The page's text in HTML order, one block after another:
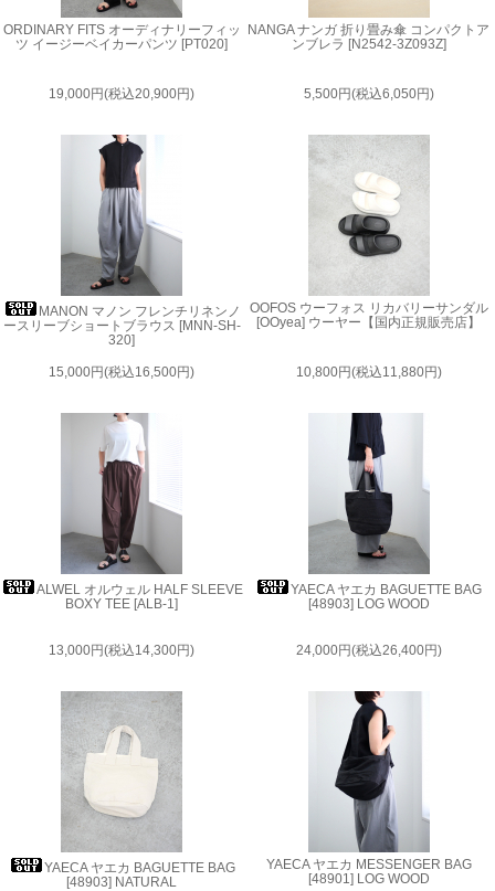
ORDINARY FITS オーディナリーフィッ
ツ イージーベイカーパンツ [PT020]
19,000円(税込20,900円)
NANGA ナンガ 折り畳み傘 コンパクトア
ンブレラ [N2542-3Z093Z]
5,500円(税込6,050円)
MANON マノン フレンチリネンノ
ースリーブショートブラウス [MNN-SH-
320]
15,000円(税込16,500円)
OOFOS ウーフォス リカバリーサンダル
[OOyea] ウーヤー【国内正規販売店】
10,800円(税込11,880円)
ALWEL オルウェル HALF SLEEVE
BOXY TEE [ALB-1]
13,000円(税込14,300円)
YAECA ヤエカ BAGUETTE BAG
[48903] LOG WOOD
24,000円(税込26,400円)
YAECA ヤエカ BAGUETTE BAG
[48903] NATURAL
YAECA ヤエカ MESSENGER BAG
[48901] LOG WOOD